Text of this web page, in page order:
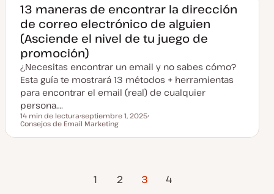
a
c
t
u
a
l
i
z
a
d
a
13 maneras de encontrar la dirección
de correo electrónico de alguien
(Asciende el nivel de tu juego de
promoción)
¿Necesitas encontrar un email y no sabes cómo?
Esta guía te mostrará 13 métodos + herramientas
para encontrar el email (real) de cualquier
persona.…
Tiempo de lectura
14 min de lectura
F
c
septiembre 1, 2025
m
Consejos de Email Marketing
Paginación
1 2 3 4